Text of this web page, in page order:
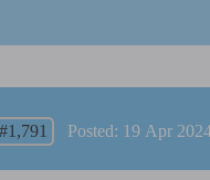
#1,791 Posted: 19 Apr